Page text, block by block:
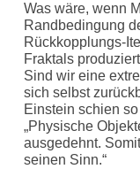
Was wäre, wenn
Randbedingung
Rückkopplungs-
Fraktals
Sind wir eine
sich selbst
Einstein schien
„Physische
ausgedehnt.
seinen Sinn.“